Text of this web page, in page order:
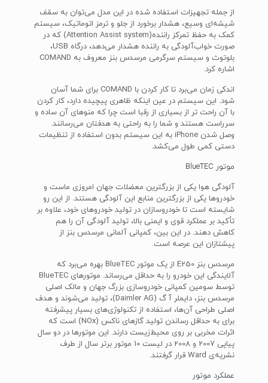
از جمله تجهیزات استفاده شده در این مدل می‌توان به سقف
شیشه‌ای وسیع، هشدار برخورد از جلو و ترمز اتوماتیک، سیستم
کمک به حفظ تمرکز راننده(Attention Assist system) که در
صورت خواب‌آلودگی به راننده هشدار می‌دهد، درگاه USB،
بلوتوث و سیستم سرگرمی مرسدس بنز معروف به COMAND
اشاره کرد.
اندکی زمان می‌برد تا کار کردن با COMAND برای شما آسان
شود. این سیستم در عین اینکه ظاهری پیچیده دارد، کار کردن
با آن راحت تر از بسیاری از رقبا است چرا که منوهای آن ساده و
سرراست هستند و شما را به راحتی به هدفتان می‌رسانند.
وصل شدن iPhone به این سیستم بدون استفاده از تنظیمات
دستی کمی طول می‌کشد.
موتور BlueTEC
آلودگی هوا یکی از بزرگترین معضلات جهان امروزی ماست و
خودروها یکی از بزرگترین منابع این آلودگی هستند. از این رو
شایسته است تا خودروسازان در تولید خودروهای خود، علاوه بر
تأکید بر عملکرد قوی و ایمنی بالا، تولید آلودگی آن را هم
کاهش دهند. در این بین، کمپانی آلمانی مرسدس بنز از
پیشتازان این عرصه است.
مرسدس بنز E250 از یک موتور BlueTEC بهره می‌برد که
آلایندگی این خودرو را به حداقل می‌رساند. موتورهای BlueTEC
توسط سومین کمپانی خودروسازی بزرگ جهان و مالک اصلی
مرسدس بنز، دایملر آ گ (Daimler AG)، تولید می‌شوند و هدف
اصلی طراحی آن‌ها، استفاده از تکنولوژی‌های بسیار پیشرفته
برای به حداقل رساندن تولید گازهای ناکس (NOx) است که
اثرات مخربی بر روی محیط‌زیست دارند. این موتورها در دو سال
پیاپی 2007 و 2008 در لیست 10 موتور برتر سال از طرف
نشریه‌ی Ward قرار گرفتند.
عملکرد موتور